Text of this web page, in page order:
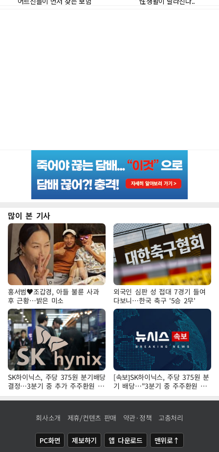
많이 본 기사
홍서범♥조갑경, 아들 불륜 사과
후 근황…밝은 미소
외국인 심판 성 접대 7경기 들여
다보니…한국 축구 '5승 2무'
SK하이닉스, 주당 375원 분기배당
결정…3분기 중 추가 주주환원 발
표
[속보]SK하이닉스, 주당 375원 분
기 배당…"3분기 중 주주환원 방
안 확정"
회사소개 제휴/컨텐츠 판매 약관·정책 고충처리
PC화면 제보하기 앱 다운로드 맨위로↑